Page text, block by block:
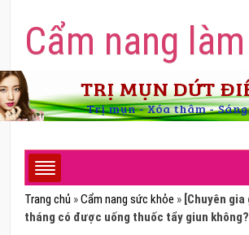
Cẩm nang
Trang chủ »Cẩm nang sức khỏe » [Chuyên
tháng có được uống thuốc tẩy giun không?